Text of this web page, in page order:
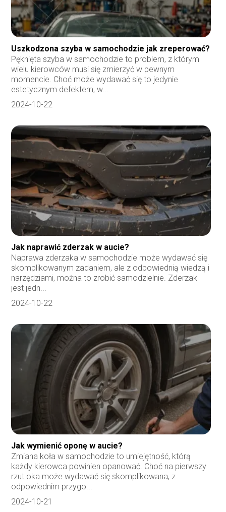
Uszkodzona szyba w samochodzie jak zreperować?
Pęknięta szyba w samochodzie to problem, z którym
wielu kierowców musi się zmierzyć w pewnym
momencie. Choć może wydawać się to jedynie
estetycznym defektem, w...
2024-10-22
Jak naprawić zderzak w aucie?
Naprawa zderzaka w samochodzie może wydawać się
skomplikowanym zadaniem, ale z odpowiednią wiedzą i
narzędziami, można to zrobić samodzielnie. Zderzak
jest jedn...
2024-10-22
Jak wymienić oponę w aucie?
Zmiana koła w samochodzie to umiejętność, którą
każdy kierowca powinien opanować. Choć na pierwszy
rzut oka może wydawać się skomplikowana, z
odpowiednim przygo...
2024-10-21